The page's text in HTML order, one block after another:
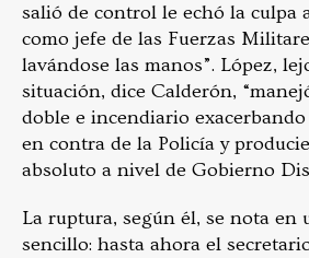
salió de control le echó la culpa
como jefe de las Fuerzas
lavándose las manos”. López,
situación, dice Calderón,
doble e incendiario
en contra de la Policía y
absoluto a nivel de Gobierno
La ruptura, según él, se nota en
sencillo: hasta ahora el